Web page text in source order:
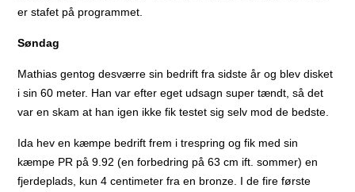
er stafet på programmet.
Søndag
Mathias gentog desværre sin bedrift fra sidste år og blev disket
i sin 60 meter. Han var efter eget udsagn super tændt, så det
var en skam at han igen ikke fik testet sig selv mod de bedste.
Ida hev en kæmpe bedrift frem i trespring og fik med sin
kæmpe PR på 9.92 (en forbedring på 63 cm ift. sommer) en
fjerdeplads, kun 4 centimeter fra en bronze. I de fire første